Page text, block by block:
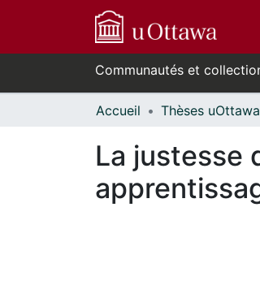
Communautés et
Accueil
La justesse